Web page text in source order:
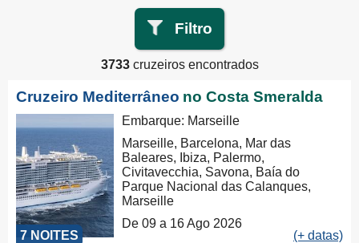
Filtro
3733cruzeiros encontrados
Cruzeiro Mediterrâneo no Costa Smeralda
7 NOITES
Embarque: Marseille
Marseille, Barcelona, Mar das
Baleares, Ibiza, Palermo,
Civitavecchia, Savona, Baía do
Parque Nacional das Calanques,
Marseille
De 09 a 16 Ago 2026
(+ datas)